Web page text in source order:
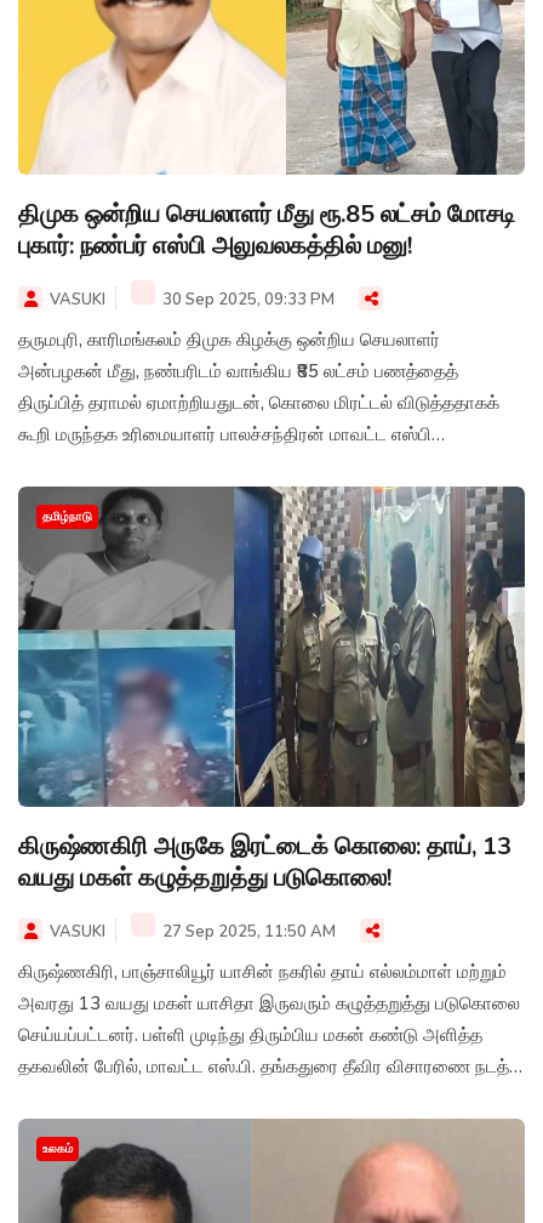
திமுக ஒன்றிய செயலாளர் மீது ரூ.85 லட்சம் மோசடி
புகார்: நண்பர் எஸ்பி அலுவலகத்தில் மனு!
VASUKI 30 Sep 2025, 09:33 PM
தருமபுரி, காரிமங்கலம் திமுக கிழக்கு ஒன்றிய செயலாளர்
அன்பழகன் மீது, நண்பரிடம் வாங்கிய ₹85 லட்சம் பணத்தைத்
திருப்பித் தராமல் ஏமாற்றியதுடன், கொலை மிரட்டல் விடுத்ததாகக்
கூறி மருந்தக உரிமையாளர் பாலச்சந்திரன் மாவட்ட எஸ்பி
தமிழ்நாடு
கிருஷ்ணகிரி அருகே இரட்டைக் கொலை: தாய், 13
வயது மகள் கழுத்தறுத்து படுகொலை!
VASUKI 27 Sep 2025, 11:50 AM
கிருஷ்ணகிரி, பாஞ்சாலியூர் யாசின் நகரில் தாய் எல்லம்மாள் மற்றும்
அவரது 13 வயது மகள் யாசிதா இருவரும் கழுத்தறுத்து படுகொலை
செய்யப்பட்டனர். பள்ளி முடிந்து திரும்பிய மகன் கண்டு அளித்த
தகவலின் பேரில், மாவட்ட எஸ்.பி. தங்கதுரை தீவிர விசாரணை நடத்தி
உலகம்